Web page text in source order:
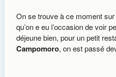
On se trouve à ce moment
qu’on e eu l’occasion de voir
déjeune bien, pour un petit
Campomoro, on est passé